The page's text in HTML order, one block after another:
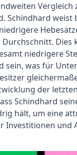
Vergleich
Schindhard weist
Dies
niedrigere
sein, was für
der
Schindhard
hält, um eine
Investitionen und